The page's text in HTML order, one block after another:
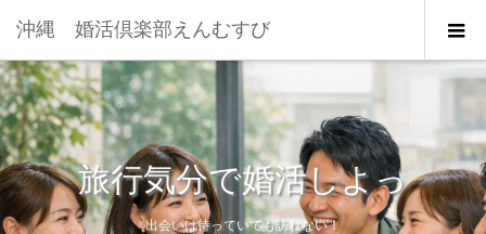
沖縄 婚活倶楽部えんむすび
旅行気分で婚活しよっ
出会いは待っていても訪れない！